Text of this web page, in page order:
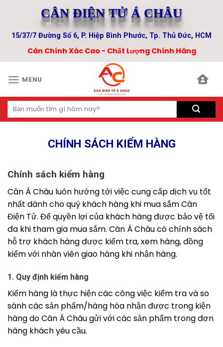
content
CÂN ĐIỆN TỬ Á CHÂU
15/37/7 Đường Số 6, P. Hiệp Bình Phước, Tp. Thủ Đức, HCM
Cân Chính Xác Cao - Chất Lượng Chính Hãng
MENU
Tìm
kiếm:
CHÍNH SÁCH KIỂM HÀNG
Chính sách kiểm hàng
Cân Á Châu luôn hướng tới việc cung cấp dịch vụ tốt
nhất dành cho quý khách hàng khi mua sắm Cân
Điện Tử. Để quyền lợi của khách hàng được bảo vệ tối
đa khi tham gia mua sắm. Cân Á Châu có chính sách
hỗ trợ khách hàng được kiểm tra, xem hàng, đồng
kiểm với nhân viên giao hàng khi nhận hàng.
1. Quy định kiểm hàng
Kiểm hàng là thực hiện các công việc kiểm tra và so
sánh các sản phẩm/hàng hóa nhận được trong kiện
hàng do Cân Á Châu gửi với các sản phẩm trong đơn
hàng khách yêu cầu.